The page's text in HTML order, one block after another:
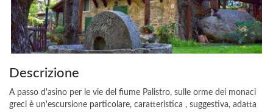
Descrizione
A passo d'asino per le vie del fiume Palistro, sulle orme dei monaci
greci è un'escursione particolare, caratteristica , suggestiva, adatta